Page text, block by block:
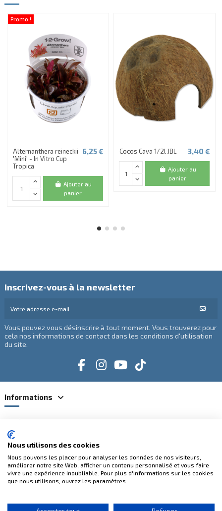
Promo !
Alternanthera reineckii
'Mini' - In Vitro Cup
Tropica
6,25 €
Ajouter au
panier
Cocos Cava 1/2l JBL 3,40 €
Ajouter au
panier
Inscrivez-vous à la newsletter
Vous pouvez vous désinscrire à tout moment. Vous trouverez pour
cela nos informations de contact dans les conditions d'utilisation
du site.
Informations
Catégories
Contactez-nous
Paiements 100% sécurisés
Nous utilisons des cookies
Nous pouvons les placer pour analyser les données de nos visiteurs,
améliorer notre site Web, afficher un contenu personnalisé et vous faire
vivre une expérience inoubliable. Pour plus d'informations sur les cookies
que nous utilisons, ouvrez les paramètres.